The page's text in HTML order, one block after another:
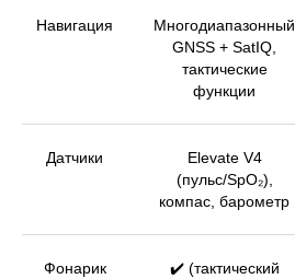
Навигация
Многодиапазонный
GNSS + SatIQ,
тактические
функции
Датчики
Elevate V4
(пульс/SpO₂),
компас, барометр
Фонарик
✔️ (тактический